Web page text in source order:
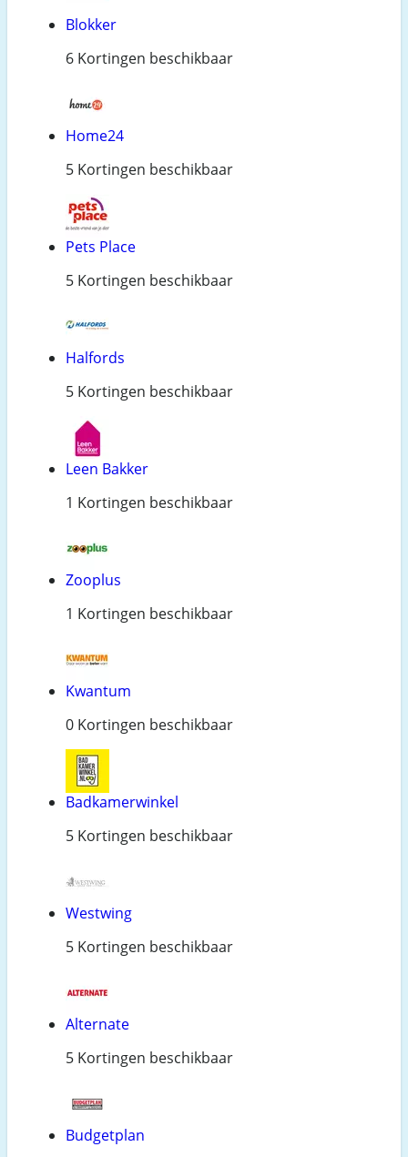
Blokker
6 Kortingen beschikbaar
Home24
5 Kortingen beschikbaar
Pets Place
5 Kortingen beschikbaar
Halfords
5 Kortingen beschikbaar
Leen Bakker
1 Kortingen beschikbaar
Zooplus
1 Kortingen beschikbaar
Kwantum
0 Kortingen beschikbaar
Badkamerwinkel
5 Kortingen beschikbaar
Westwing
5 Kortingen beschikbaar
Alternate
5 Kortingen beschikbaar
Budgetplan